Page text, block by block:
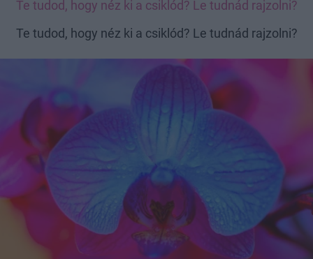
Te tudod, hogy néz ki a csiklód? Le tudnád rajzolni?
Te tudod, hogy néz ki a csiklód? Le tudnád rajzolni?